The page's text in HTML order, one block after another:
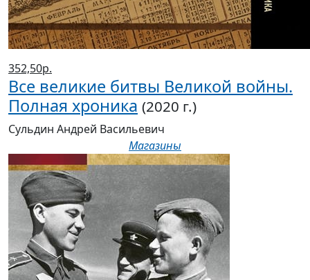
352,50р.
Все великие битвы Великой войны.
Полная хроника (2020 г.)
Сульдин Андрей Васильевич
Магазины